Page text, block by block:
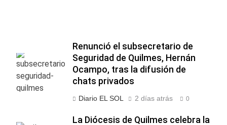
Renunció el subsecretario de
Seguridad de Quilmes, Hernán
Ocampo, tras la difusión de
chats privados
Diario EL SOL 2 días atrás 0
La Diócesis de Quilmes celebra la